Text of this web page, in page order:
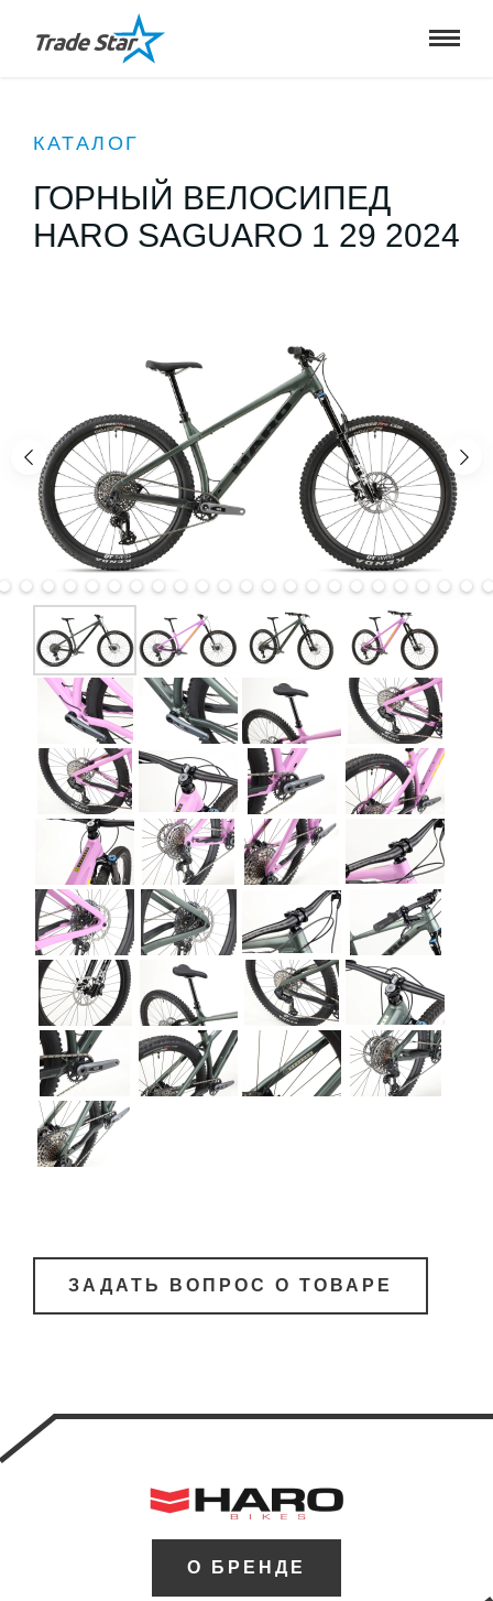
КАТАЛОГ
ГОРНЫЙ ВЕЛОСИПЕД
HARO SAGUARO 1 29 2024
ЗАДАТЬ ВОПРОС О ТОВАРЕ
О БРЕНДЕ